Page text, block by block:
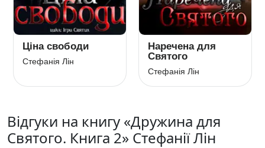
Ціна свободи
Стефанія Лін
Наречена для
Святого
Стефанія Лін
Відгуки на книгу «Дружина для
Святого. Книга 2» Стефанії Лін